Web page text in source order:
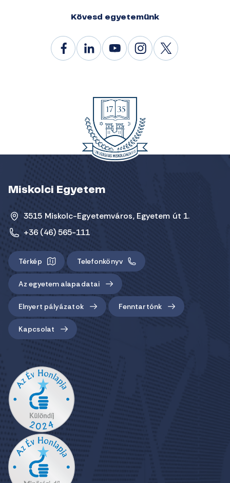
Kövesd egyetemünk
Miskolci Egyetem
3515 Miskolc-Egyetemváros, Egyetem út 1.
+36 (46) 565-111
Térkép Telefonkönyv
Az egyetem alapadatai
Elnyert pályázatok Fenntartónk
Kapcsolat